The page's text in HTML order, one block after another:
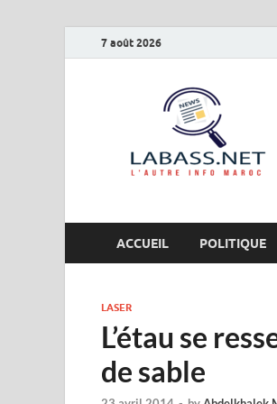
7 août 2026
ACCUEIL POLITIQUE
LASER
L’étau se
de sable